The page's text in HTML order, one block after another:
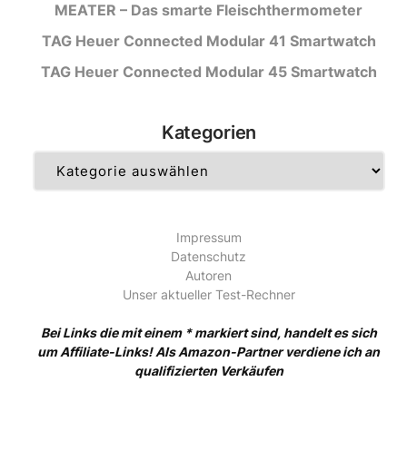
MEATER – Das smarte Fleischthermometer
TAG Heuer Connected Modular 41 Smartwatch
TAG Heuer Connected Modular 45 Smartwatch
Kategorien
Impressum
Datenschutz
Autoren
Unser aktueller Test-Rechner
Bei Links die mit einem * markiert sind, handelt es sich
um Affiliate-Links! Als Amazon-Partner verdiene ich an
qualifizierten Verkäufen